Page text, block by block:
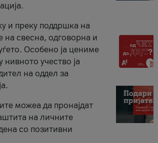
и преку поддршка на
на свесна, одговорна и
Особено ја цениме
учество ја
на оддел за
можеа да пронајдат
на личните
со позитивни